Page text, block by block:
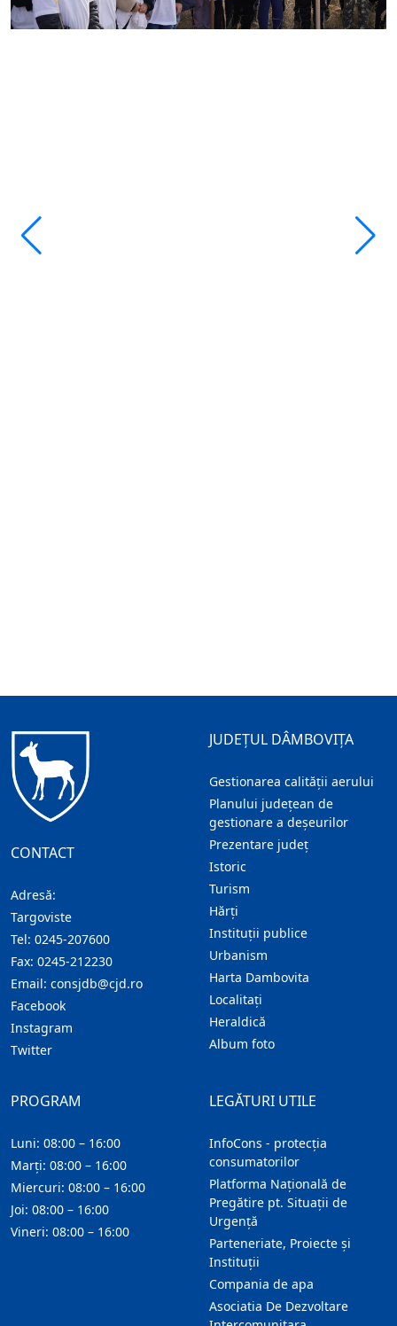
CONTACT
Adresă:
Targoviste
Tel: 0245-207600
Fax: 0245-212230
Email: consjdb@cjd.ro
Facebook
Instagram
Twitter
JUDEȚUL DÂMBOVIȚA
Gestionarea calității aerului
Planului județean de
gestionare a deșeurilor
Prezentare judeţ
Istoric
Turism
Hărţi
Instituţii publice
Urbanism
Harta Dambovita
Localitaţi
Heraldică
Album foto
LEGĂTURI UTILE
InfoCons - protecția
consumatorilor
Platforma Națională de
Pregătire pt. Situații de
Urgență
Parteneriate, Proiecte și
Instituții
Compania de apa
Asociatia De Dezvoltare
PROGRAM
Luni: 08:00 – 16:00
Marți: 08:00 – 16:00
Miercuri: 08:00 – 16:00
Joi: 08:00 – 16:00
Vineri: 08:00 – 16:00